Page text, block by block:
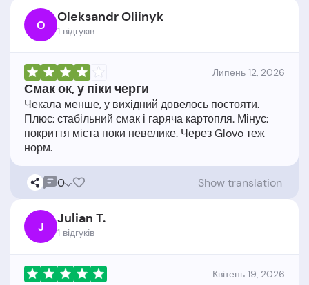
O Oleksandr Oliinyk
1 відгукiв
Липень 12, 2026
Смак ок, у піки черги
Чекала менше, у вихідний довелось постояти.
Плюс: стабільний смак і гаряча картопля. Мінус:
покриття міста поки невелике. Через Glovo теж
0 Show translation
J Julian T.
1 відгукiв
Квітень 19, 2026